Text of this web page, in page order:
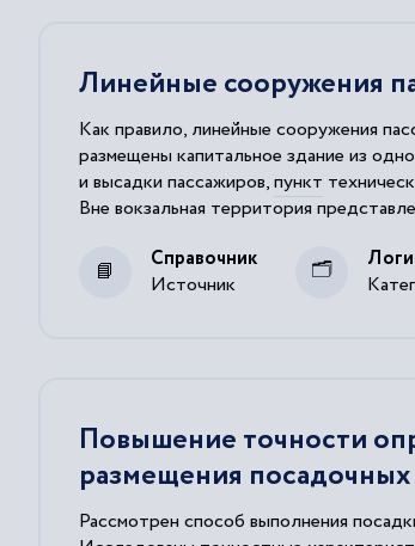
Линейные сооружения
Как правило, линейные сооружения
размещены капитальное здание из
и высадки пассажиров,пункт
Вне вокзальная территория
Источник
Справочник
Повышение точности
размещения
Рассмотрен способ выполнения